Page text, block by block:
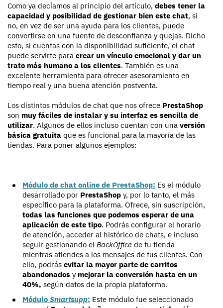
Como ya decíamos al principio del artículo, debes tener la
capacidad y posibilidad de gestionar bien este chat, si
no, en vez de ser una ayuda para los clientes, puede
convertirse en una fuente de desconfianza y quejas. Dicho
esto, si cuentas con la disponibilidad suficiente, el chat
puede servirte para crear un vínculo emocional y dar un
trato más humano a los clientes. También es una
excelente herramienta para ofrecer asesoramiento en
tiempo real y una buena atención postventa.
Los distintos módulos de chat que nos ofrece PrestaShop
son muy fáciles de instalar y su interfaz es sencilla de
utilizar. Algunos de ellos incluso cuentan con una versión
básica gratuita que es funcional para la mayoría de las
tiendas. Para poner algunos ejemplos:
Módulo de chat online de PrestaShop: Es el módulo
desarrollado por PrestaShop y, por lo tanto, el más
específico para la plataforma. Ofrece, sin suscripción,
todas las funciones que podemos esperar de una
aplicación de este tipo. Podrás configurar el horario
de atención, acceder al histórico de chats, e incluso
seguir gestionando el BackOffice de tu tienda
mientras atiendes a los mensajes de tus clientes. Con
ello, podrás evitar la mayor parte de carritos
abandonados y mejorar la conversión hasta en un
40%, según datos de la propia plataforma.
Módulo Smartsupp: Este módulo fue seleccionado